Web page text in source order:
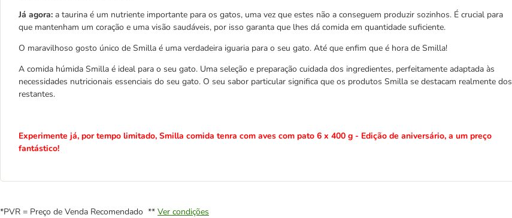
Já agora: a taurina é um nutriente importante para os gatos, uma vez que estes não a conseguem produzir sozinhos. É crucial para
que mantenham um coração e uma visão saudáveis, por isso garanta que lhes dá comida em quantidade suficiente.
O maravilhoso gosto único de Smilla é uma verdadeira iguaria para o seu gato. Até que enfim que é hora de Smilla!
A comida húmida Smilla é ideal para o seu gato. Uma seleção e preparação cuidada dos ingredientes, perfeitamente adaptada às
necessidades nutricionais essenciais do seu gato. O seu sabor particular significa que os produtos Smilla se destacam realmente dos
restantes.
Experimente já, por tempo limitado, Smilla comida tenra com aves com pato 6 x 400 g - Edição de aniversário, a um preço
fantástico!
*PVR = Preço de Venda Recomendado ** Ver condições